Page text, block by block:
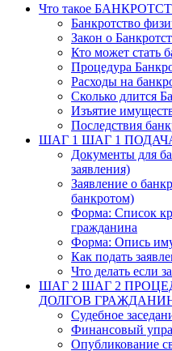
Что такое
Банкротство
Закон о
Кто может стать
Процедура
Расходы на
Сколько длится
Изъятие
Последствия
ШАГ 1 ШАГ 1
Документы для
заявления)
Заявление о
банкротом)
Форма: Список
гражданина
Форма: Опись
Как подать
Что делать если
ШАГ 2 ШАГ 2
ДОЛГОВ
Судебное
Финансовый
Опубликование